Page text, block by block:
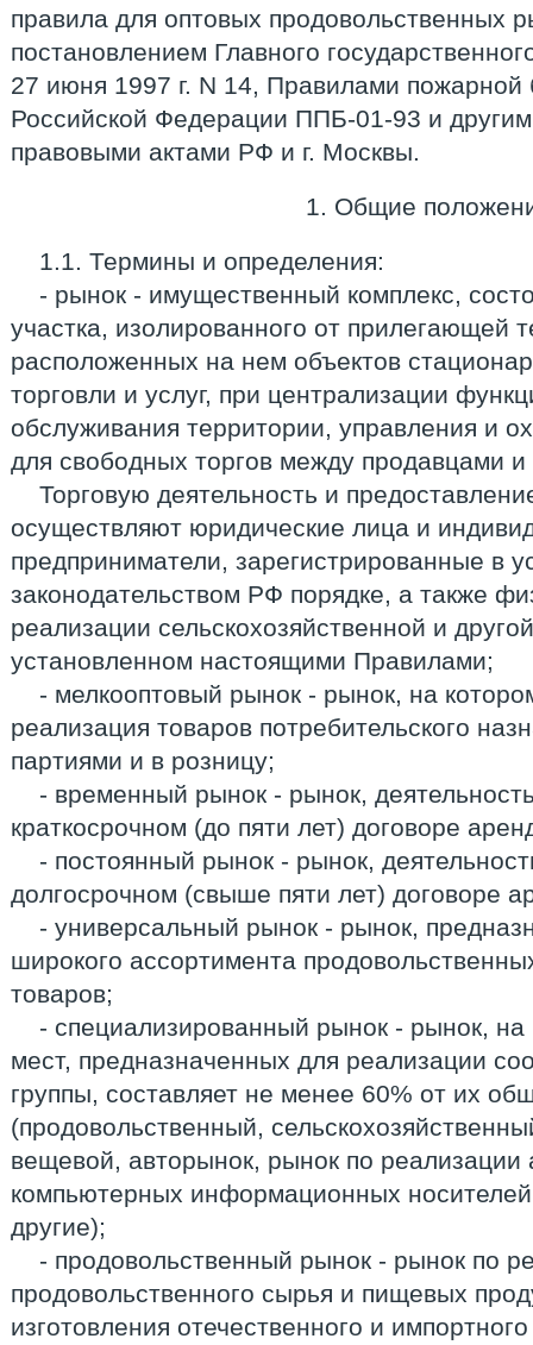
правила для оптовых продовольственных
постановлением Главного
27 июня 1997 г. N 14, Правилами пожарной
Российской Федерации ППБ-01-93 и
правовыми актами РФ и г. Москвы.
1. Общие
1.1. Термины и определения:
- рынок - имущественный комплекс,
участка, изолированного от прилегающей
расположенных на нем объектов
торговли и услуг, при централизации
обслуживания территории, управления и
для свободных торгов между продавцами и
Торговую деятельность и
осуществляют юридические лица и
предприниматели, зарегистрированные в
законодательством РФ порядке, а также
реализации сельскохозяйственной и
установленном настоящими Правилами;
- мелкооптовый рынок - рынок, на
реализация товаров потребительского
партиями и в розницу;
- временный рынок - рынок,
краткосрочном (до пяти лет) договоре
- постоянный рынок - рынок,
долгосрочном (свыше пяти лет) договоре
- универсальный рынок - рынок,
широкого ассортимента
товаров;
- специализированный рынок - рынок, на
мест, предназначенных для реализации
группы, составляет не менее 60% от их
(продовольственный,
вещевой, авторынок, рынок по реализации
компьютерных информационных
другие);
- продовольственный рынок - рынок по
продовольственного сырья и пищевых
изготовления отечественного и